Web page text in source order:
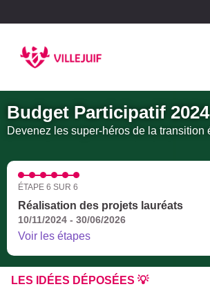
Budget Participatif 2024
Devenez les super-héros de la transition
ÉTAPE 6 SUR 6
Réalisation des projets lauréats
10/11/2024 - 30/06/2026
Voir les étapes
LES IDÉES DÉPOSÉES 💡